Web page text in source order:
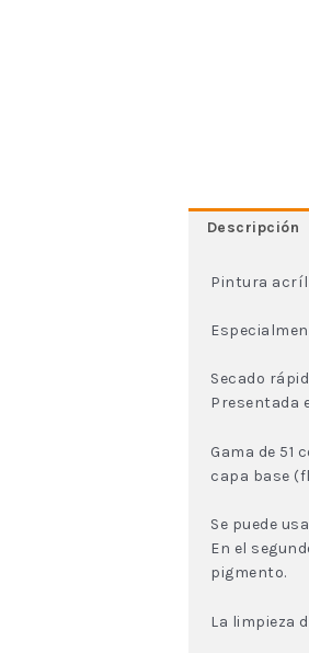
Descripción
Pintura
Secado
Presentada
Gama de
capa base
Se puede
En el
pigmento.
La limpieza